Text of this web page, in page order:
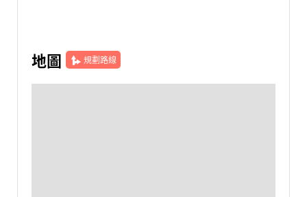
地圖 規劃路線